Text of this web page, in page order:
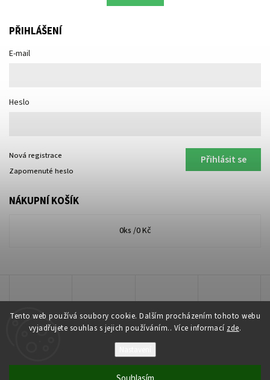
Tento web používá soubory cookie. Dalším procházením tohoto webu
vyjadřujete souhlas s jejich používáním.. Více informací zde.
PŘIHLÁŠENÍ
E-mail
Heslo
Přihlásit se
Nová registrace
Zapomenuté heslo
NÁKUPNÍ KOŠÍK
0ks /0 Kč
Lakkis Toner. Všechna práva vyhrazena.